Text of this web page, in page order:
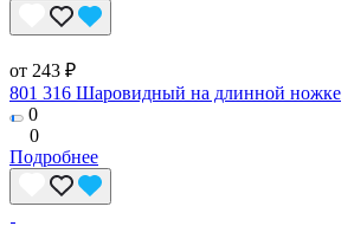
от 243 ₽
801 316 Шаровидный на длинной ножке
0
0
Подробнее